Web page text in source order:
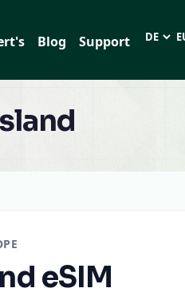
Blog Support
eSIM